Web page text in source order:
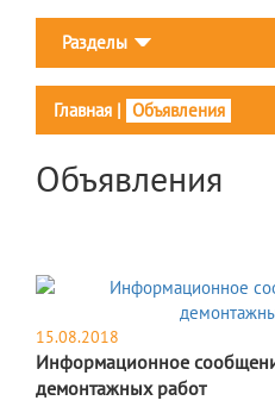
Разделы
Главная | Объявления
Объявления
15.08.2018
Информационное
демонтажных работ